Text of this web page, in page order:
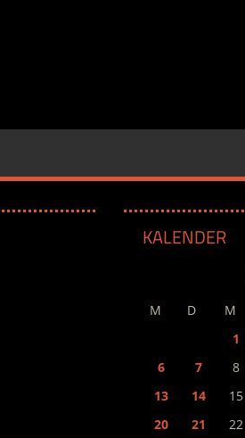
KALENDER
M D M
1
6
7 8
13
14 15
20
21 22